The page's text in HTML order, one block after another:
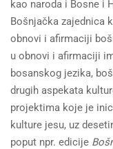
kao naroda i Bosne i
Bošnjačka zajednica
obnovi i afirmaciji
u obnovi i afirmaciji
bosanskog jezika,
drugih aspekata
projektima koje je
kulture jesu, uz
poput npr. edicije